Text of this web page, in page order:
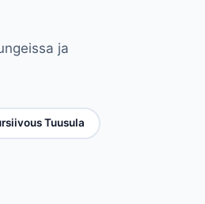
ja
Tuusula